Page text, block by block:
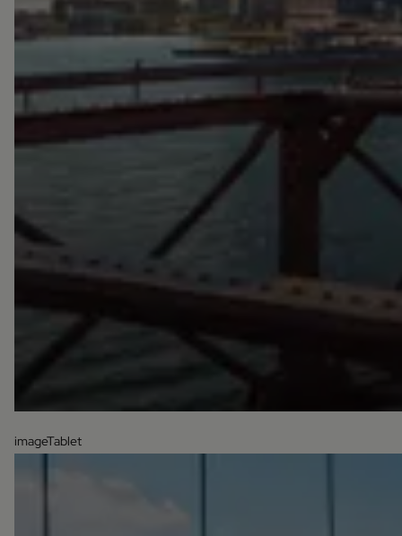
imageTablet